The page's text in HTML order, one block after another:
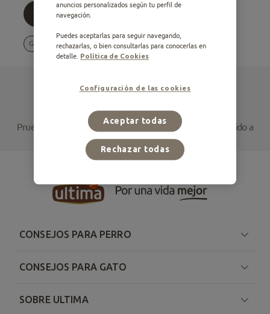
Todos
Gatito
Prueba a cambiar tu selección de filtros o accede al contenido a
través de estos artículos relacionados
CONSEJOS PARA PERRO
CONSEJOS PARA GATO
SOBRE ULTIMA
anuncios personalizados según tu perfil de
navegación.
Puedes aceptarlas para seguir navegando,
rechazarlas, o bien consultarlas para conocerlas en
detalle. Política de Cookies
Configuración de las cookies
Rechazar todas
Aceptar todas